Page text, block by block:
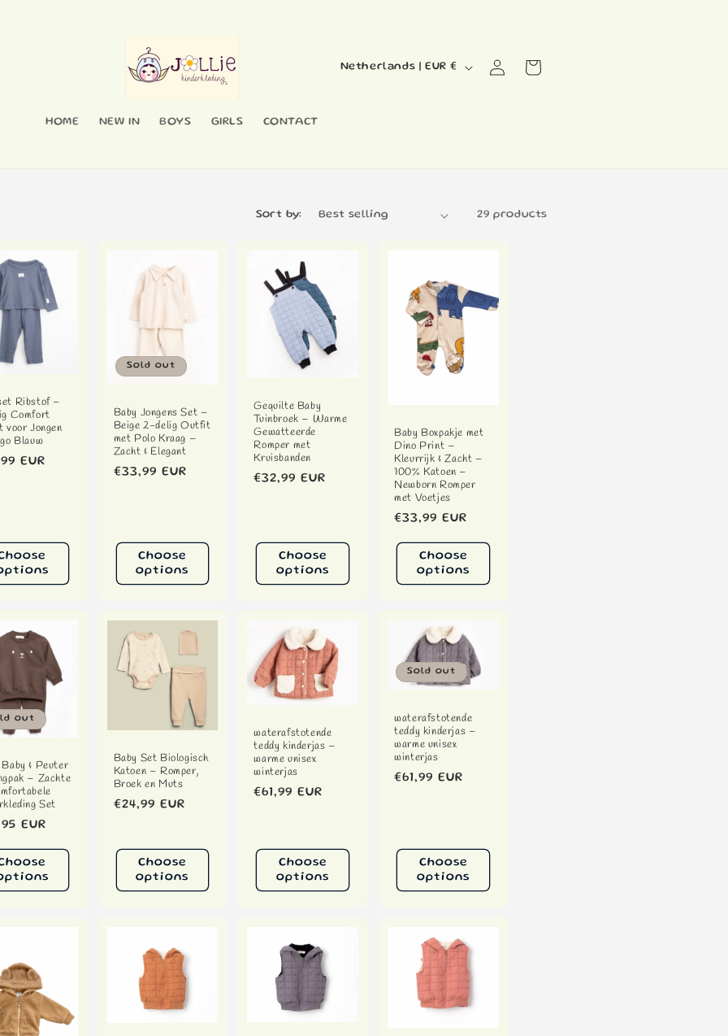
HOME NEW IN BOYS GIRLS CONTACT
C
t
y
g
i
Netherlands | EUR €
in
Cart
Sort by: 29 products
Ribstof –
Comfort
Jongen
Blauw
EUR
Sold out
Baby Jongens Set –
Beige 2-delig Outfit
met Polo Kraag –
Zacht & Elegant
Regular
€33,99 EUR
Choose
options
Gequilte Baby
Tuinbroek – Warme
Gewatteerde
Romper met
Kruisbanden
Regular
€32,99 EUR
Choose
options
Baby Boxpakje met
Dino Print –
Kleurrijk & Zacht –
100% Katoen –
Newborn Romper
met Voetjes
Regular
€33,99 EUR
Choose
options
out
& Peuter
– Zachte
Set
EUR
Baby Set Biologisch
Katoen – Romper,
Broek en Muts
Regular
€24,99 EUR
Choose
options
waterafstotende
teddy kinderjas –
warme unisex
winterjas
Regular
€61,99 EUR
Choose
options
Sold out
waterafstotende
teddy kinderjas –
warme unisex
winterjas
Regular
€61,99 EUR
Choose
options